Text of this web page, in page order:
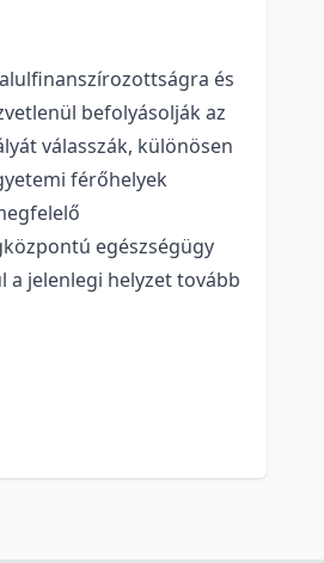
és
befolyásolják az
válasszák, különösen
férőhelyek
egészségügy
jelenlegi helyzet tovább